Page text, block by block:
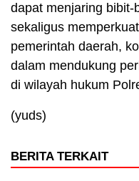
dapat menjaring bibit-
sekaligus
pemerintah daerah,
dalam mendukung
di wilayah hukum
(yuds)
BERITA TERKAIT